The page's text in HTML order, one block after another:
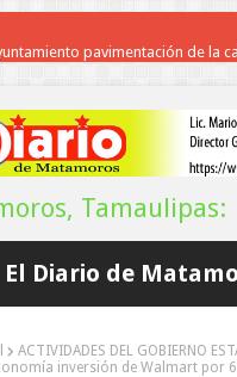
la UAT el arranque del ciclo
economía de las
la Presidenta el futuro de
Tamaulipas:
El Diario de
ACTIVIDADES DEL GOBIERNO
inversión de Walmart por